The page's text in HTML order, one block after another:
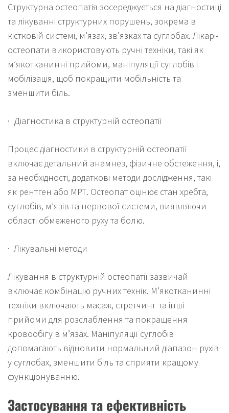
Структурна остеопатія зосереджується на діагностиці
та лікуванні структурних порушень, зокрема в
кістковій системі, м’язах, зв’язках та суглобах. Лікарі-
остеопати використовують ручні техніки, такі як
м’якотканинні прийоми, маніпуляції суглобів і
мобілізація, щоб покращити мобільність та
зменшити біль.
· Діагностика в структурній остеопатії
Процес діагностики в структурній остеопатії
включає детальний анамнез, фізичне обстеження, і,
за необхідності, додаткові методи дослідження, такі
як рентген або МРТ. Остеопат оцінює стан хребта,
суглобів, м’язів та нервової системи, виявляючи
області обмеженого руху та болю.
· Лікувальні методи
Лікування в структурній остеопатії зазвичай
включає комбінацію ручних технік. М’якотканинні
техніки включають масаж, стретчинг та інші
прийоми для розслаблення та покращення
кровообігу в м’язах. Маніпуляції суглобів
допомагають відновити нормальний діапазон рухів
у суглобах, зменшити біль та сприяти кращому
функціонуванню.
Застосування та ефективність